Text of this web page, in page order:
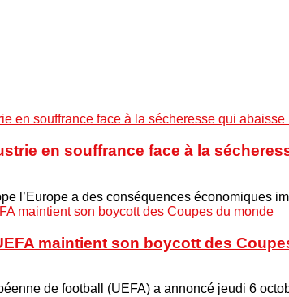
en souffrance face à la
l’Europe a des conséquences économiques
maintient son boycott des
de football (UEFA) a annoncé jeudi 6